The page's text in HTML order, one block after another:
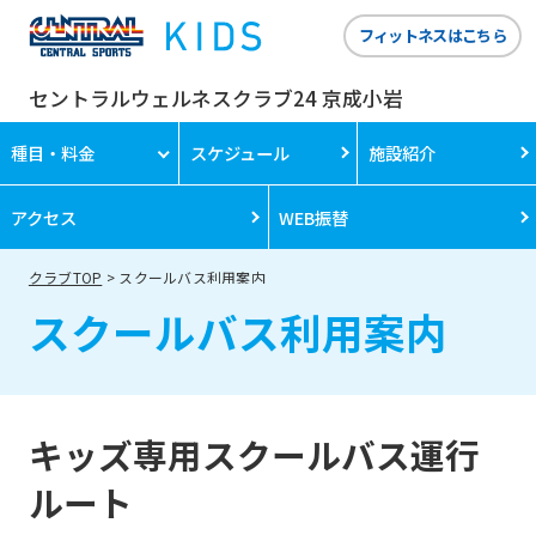
セントラルウェルネスクラブ24 京成小岩
フィットネスはこちら
種目・料金 スケジュール 施設紹介
アクセス WEB振替
クラブTOP スクールバス利用案内
スクールバス利用案内
キッズ専用スクールバス運行
ルート